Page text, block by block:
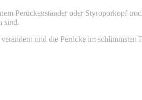
Perückenständer oder Styroporkopf
sind.
und die Perücke im schlimmsten